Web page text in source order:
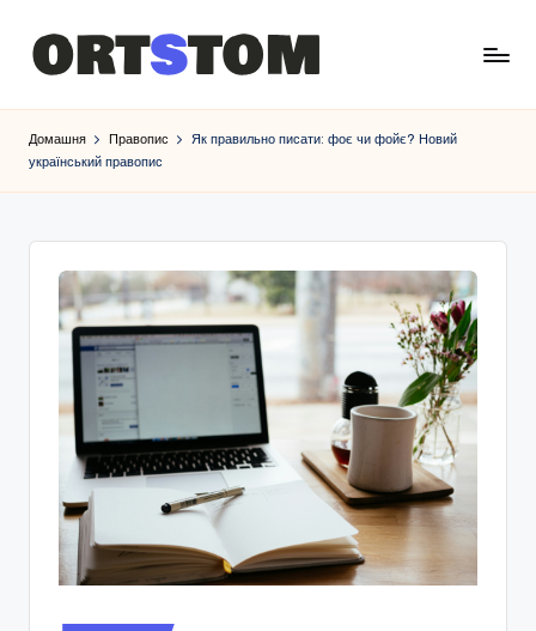
Домашня Правопис
Як правильно писати: фоє чи фойє? Новий
український правопис